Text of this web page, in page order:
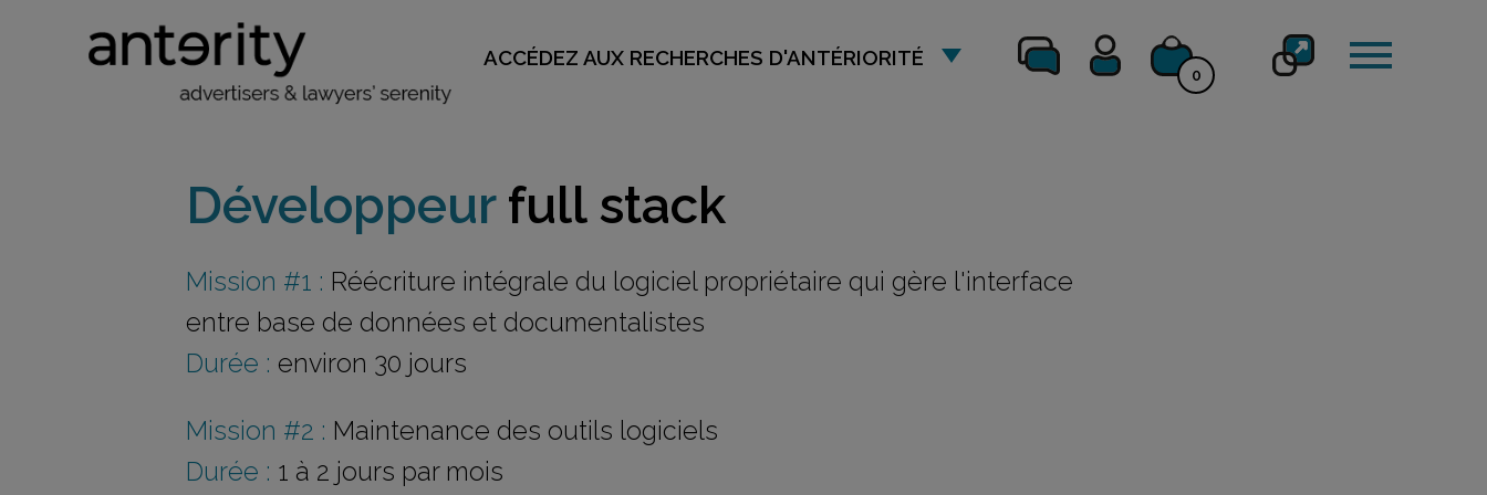
ACCÉDEZ AUX RECHERCHES D'ANTÉRIORITÉ
0
Développeurfull stack
Mission #1 : Réécriture intégrale du logiciel propriétaire qui gère l'interface
entre base de données et documentalistes
Durée : environ 30 jours
Mission #2 : Maintenance des outils logiciels
Durée : 1 à 2 jours par mois